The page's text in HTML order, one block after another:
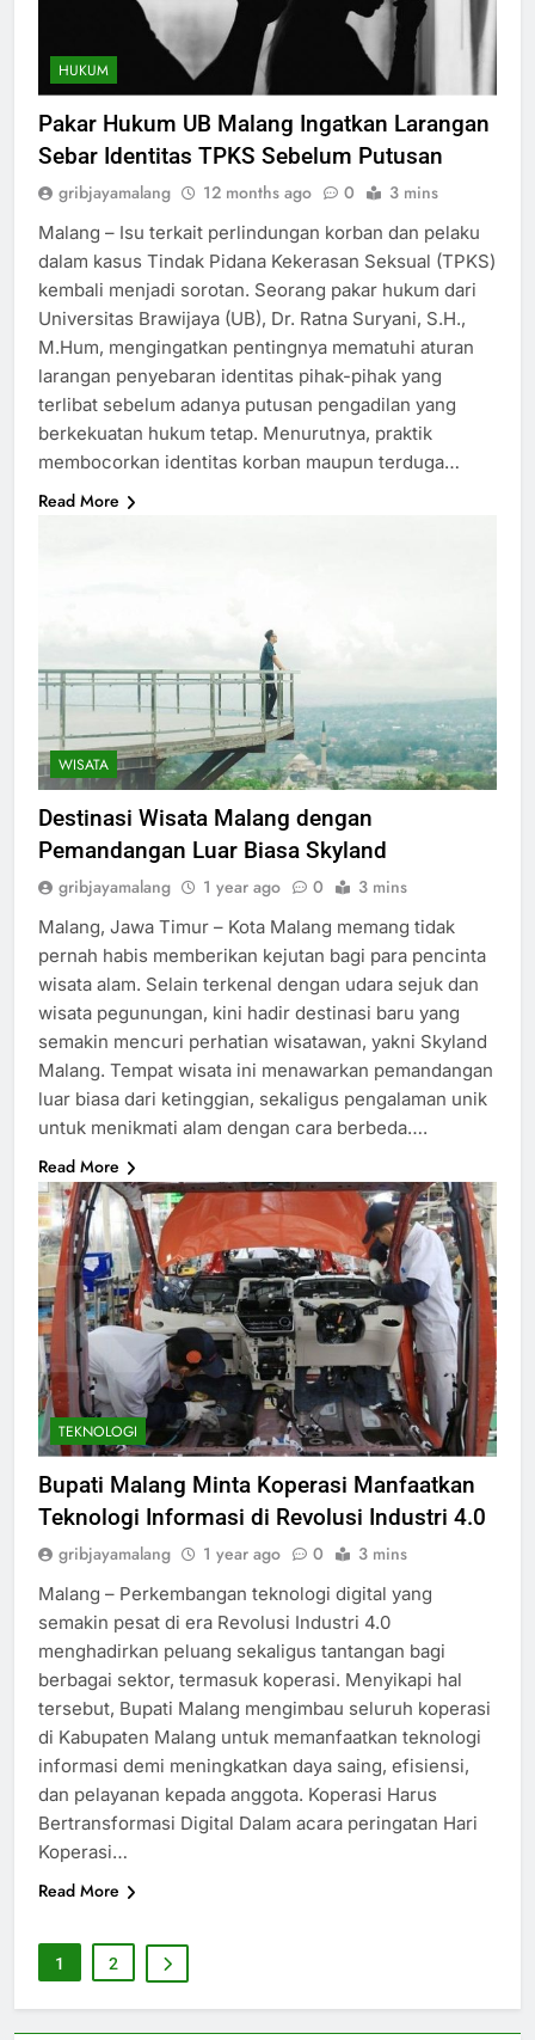
HUKUM
Pakar Hukum UB Malang Ingatkan Larangan
Sebar Identitas TPKS Sebelum Putusan
gribjayamalang 12 months ago 0 3 mins
Malang – Isu terkait perlindungan korban dan pelaku
dalam kasus Tindak Pidana Kekerasan Seksual (TPKS)
kembali menjadi sorotan. Seorang pakar hukum dari
Universitas Brawijaya (UB), Dr. Ratna Suryani, S.H.,
M.Hum, mengingatkan pentingnya mematuhi aturan
larangan penyebaran identitas pihak-pihak yang
terlibat sebelum adanya putusan pengadilan yang
berkekuatan hukum tetap. Menurutnya, praktik
membocorkan identitas korban maupun terduga…
Read More
WISATA
Destinasi Wisata Malang dengan
Pemandangan Luar Biasa Skyland
gribjayamalang 1 year ago 0 3 mins
Malang, Jawa Timur – Kota Malang memang tidak
pernah habis memberikan kejutan bagi para pencinta
wisata alam. Selain terkenal dengan udara sejuk dan
wisata pegunungan, kini hadir destinasi baru yang
semakin mencuri perhatian wisatawan, yakni Skyland
Malang. Tempat wisata ini menawarkan pemandangan
luar biasa dari ketinggian, sekaligus pengalaman unik
untuk menikmati alam dengan cara berbeda….
Read More
TEKNOLOGI
Bupati Malang Minta Koperasi Manfaatkan
Teknologi Informasi di Revolusi Industri 4.0
gribjayamalang 1 year ago 0 3 mins
Malang – Perkembangan teknologi digital yang
semakin pesat di era Revolusi Industri 4.0
menghadirkan peluang sekaligus tantangan bagi
berbagai sektor, termasuk koperasi. Menyikapi hal
tersebut, Bupati Malang mengimbau seluruh koperasi
di Kabupaten Malang untuk memanfaatkan teknologi
informasi demi meningkatkan daya saing, efisiensi,
dan pelayanan kepada anggota. Koperasi Harus
Bertransformasi Digital Dalam acara peringatan Hari
Koperasi…
Read More
1 2